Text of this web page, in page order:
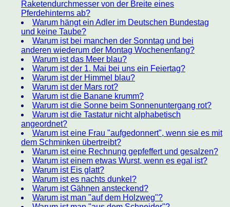
Raketendurchmesser von der Breite eines
Pferdehinterns ab?
Warum hängt ein Adler im Deutschen Bundestag
und keine Taube?
Warum ist bei manchen der Sonntag und bei
anderen wiederum der Montag Wochenenfang?
Warum ist das Meer blau?
Warum ist der 1. Mai bei uns ein Feiertag?
Warum ist der Himmel blau?
Warum ist der Mars rot?
Warum ist die Banane krumm?
Warum ist die Sonne beim Sonnenuntergang rot?
Warum ist die Tastatur nicht alphabetisch
angeordnet?
Warum ist eine Frau "aufgedonnert", wenn sie es mit
dem Schminken übertreibt?
Warum ist eine Rechnung gepfeffert und gesalzen?
Warum ist einem etwas Wurst, wenn es egal ist?
Warum ist Eis glatt?
Warum ist es nachts dunkel?
Warum ist Gähnen ansteckend?
Warum ist man "auf dem Holzweg"?